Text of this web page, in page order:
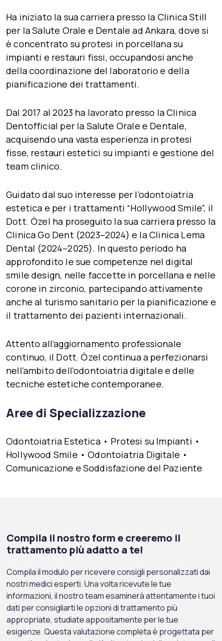
Ha iniziato la sua carriera presso la Clinica Still
per la Salute Orale e Dentale ad Ankara, dove si
è concentrato su protesi in porcellana su
impianti e restauri fissi, occupandosi anche
dellacoordinazione del laboratorio e della
pianificazione dei trattamenti.
Dal 2017 al 2023ha lavorato presso laClinica
Dentofficial per la Salute Orale e Dentale,
acquisendo una vasta esperienza in protesi
fisse, restauri estetici su impianti egestione del
team clinico.
Guidato dal suo interesse per l’odontoiatria
estetica e per i trattamenti “Hollywood Smile”, il
Dott. Özel ha proseguito la sua carriera presso la
Clinica Go Dent (2023–2024) e laClinica Lema
Dental (2024–2025). In questo periodo ha
approfondito le sue competenze neldigital
smile design, nelle faccette in porcellana e nelle
corone in zirconio, partecipando attivamente
anche al turismo sanitario per la pianificazione e
il trattamento dei pazienti internazionali.
Attento all’aggiornamento professionale
continuo, il Dott. Özel continua a perfezionarsi
nell’ambito dell’odontoiatria digitale e delle
tecniche estetiche contemporanee.
Aree di Specializzazione
Odontoiatria Estetica • Protesi su Impianti •
Hollywood Smile • Odontoiatria Digitale •
Comunicazione e Soddisfazione del Paziente
Compila il nostro form e creeremo il
trattamento più adatto a te!
Compila il modulo per ricevere consigli personalizzati dai
nostri medici esperti. Una volta ricevute le tue
informazioni, il nostro team esaminerà attentamente i tuoi
dati per consigliarti le opzioni di trattamento più
appropriate, studiate appositamente per le tue
esigenze. Questa valutazione completa è progettata per